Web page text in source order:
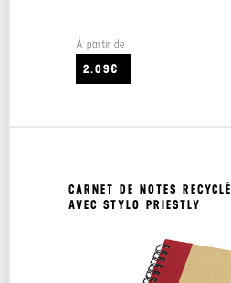
À partir de
2.09€
CARNET DE NOTES RECYCLÉ
AVEC STYLO PRIESTLY